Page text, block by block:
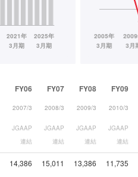
FY06 FY07 FY08 FY09
2007/3 2008/3 2009/3 2010/3
JGAAP
連結
JGAAP
連結
JGAAP
連結
JGAAP
連結
14,386 15,011 13,386 11,735